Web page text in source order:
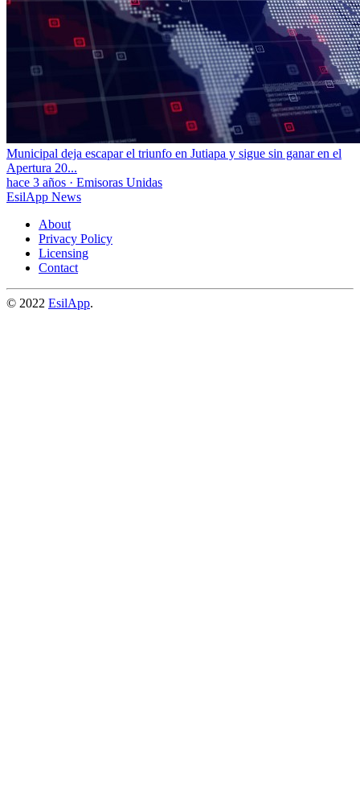
Municipal deja escapar el triunfo en Jutiapa y sigue sin ganar en el
Apertura 20...
hace 3 años · Emisoras Unidas
EsilApp News
About
Privacy Policy
Licensing
Contact
© 2022 EsilApp.